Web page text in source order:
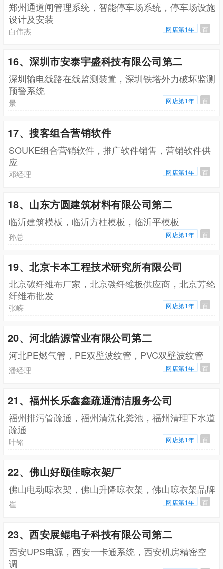
郑州通道闸管理系统，智能停车场系统，停车场设施
设计及安装
白伟杰 网店第1年 百
16、深圳市安泰宇盛科技有限公司第二
深圳输电线路在线监测装置，深圳铁塔外力破坏监测
预警系统
景 网店第1年 百
17、搜客组合营销软件
SOUKE组合营销软件，推广软件销售，营销软件供
应
邓经理 网店第1年 百
18、山东方圆建筑材料有限公司第二
临沂建筑模板，临沂方柱模板，临沂平模板
孙总 网店第1年 百
19、北京卡本工程技术研究所有限公司
北京碳纤维布厂家，北京碳纤维板供应商，北京芳纶
纤维布批发
张嵘 网店第1年 百
20、河北皓源管业有限公司第二
河北PE燃气管，PE双壁波纹管，PVC双壁波纹管
潘经理 网店第1年 百
21、福州长乐鑫鑫疏通清洁服务公司
福州排污管疏通，福州清洗化粪池，福州清理下水道
疏通
叶铭 网店第1年 百
22、佛山好颐佳晾衣架厂
佛山电动晾衣架，佛山升降晾衣架，佛山晾衣架品牌
崔 网店第1年 百
23、西安展鲲电子科技有限公司第二
西安UPS电源，西安一卡通系统，西安机房精密空
调